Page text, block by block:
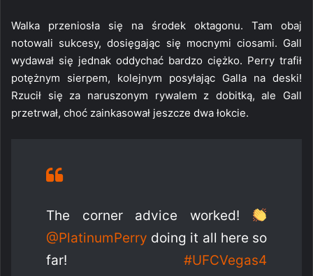
Walka przeniosła się na środek oktagonu. Tam obaj
notowali sukcesy, dosięgając się mocnymi ciosami. Gall
wydawał się jednak oddychać bardzo ciężko. Perry trafił
potężnym sierpem, kolejnym posyłając Galla na deski!
Rzucił się za naruszonym rywalem z dobitką, ale Gall
przetrwał, choć zainkasował jeszcze dwa łokcie.
The corner advice worked!
@PlatinumPerry doing it all here so
far! #UFCVegas4